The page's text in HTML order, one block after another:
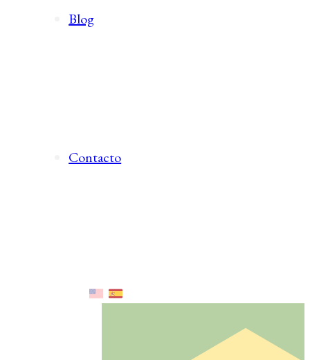
Blog
Contacto